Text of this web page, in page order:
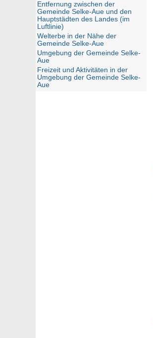
Entfernung zwischen der
Gemeinde Selke-Aue und den
Hauptstädten des Landes (im
Luftlinie)
Welterbe in der Nähe der
Gemeinde Selke-Aue
Umgebung der Gemeinde Selke-
Aue
Freizeit und Aktivitäten in der
Umgebung der Gemeinde Selke-
Aue